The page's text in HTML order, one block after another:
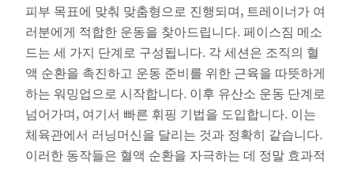
피부 목표에 맞춰 맞춤형으로 진행되며, 트레이너가 여
러분에게 적합한 운동을 찾아드립니다. 페이스짐 메소
드는 세 가지 단계로 구성됩니다. 각 세션은 조직의 혈
액 순환을 촉진하고 운동 준비를 위한 근육을 따뜻하게
하는 워밍업으로 시작합니다. 이후 유산소 운동 단계로
넘어가며, 여기서 빠른 휘핑 기법을 도입합니다. 이는
체육관에서 러닝머신을 달리는 것과 정확히 같습니다.
이러한 동작들은 혈액 순환을 자극하는 데 정말 효과적